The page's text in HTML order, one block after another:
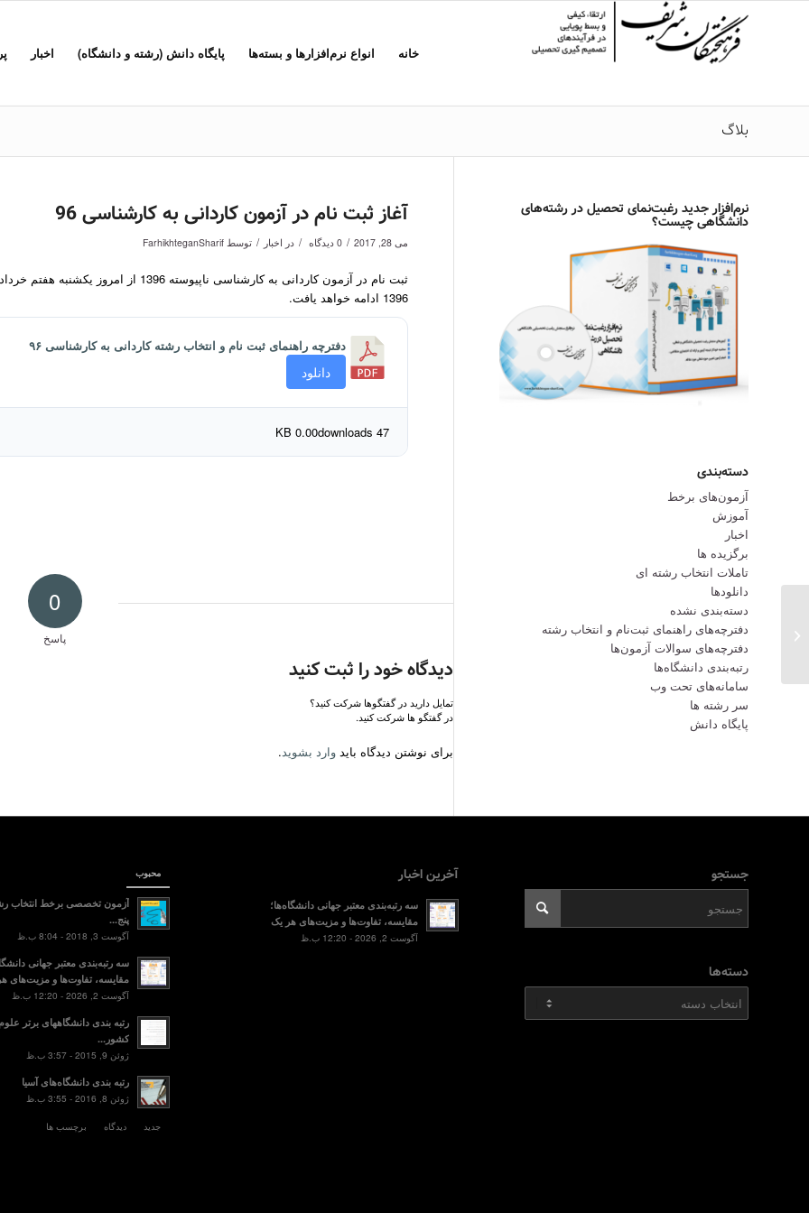
خانه انواع نرم‌افزارها و بسته‌ها پایگاه دانش (رشته و دانشگاه) اخبار
بلاگ
آغاز ثبت نام در آزمون کاردانی به کارشناسی 96
می 28, 2017 / 0 دیدگاه / در اخبار / توسط FarhikhteganSharif
1396 ادامه خواهد یافت.
دفترچه راهنمای ثبت نام و انتخاب رشته کاردانی به کارشناسی ۹۶
دانلود
47 downloads
0.00 KB
0
پاسخ
دیدگاه خود را ثبت کنید
تمایل دارید در گفتگوها شرکت کنید؟
در گفتگو ها شرکت کنید.
برای نوشتن دیدگاه باید وارد بشوید.
نرم‌افزار جدید رغبت‌نمای تحصیل در رشته‌های
دانشگاهی چیست؟
دسته‌بندی
آزمون‌های برخط
آموزش
اخبار
برگزیده ها
تاملات انتخاب رشته ای
دانلودها
دسته‌بندی نشده
دفترچه‌های راهنمای ثبت‌نام و انتخاب رشته
دفترچه‌‌های سوالات آزمون‌ها
رتبه‌بندی دانشگاه‌ها
سامانه‌های تحت وب
سر رشته ها
پایگاه دانش
جستجو
دسته‌ها
دسته‌ها
آخرین اخبار
سه رتبه‌بندی معتبر جهانی دانشگاه‌ها؛
مقایسه، تفاوت‌ها و مزیت‌های هر یک
آگوست 2, 2026 - 12:20 ب.ظ
محبوب
آزمون تخصصی برخط انتخاب
پنج...
آگوست 3, 2018 - 8:04 ب.ظ
سه رتبه‌بندی معتبر جهانی
مقایسه، تفاوت‌ها و مزیت‌های
آگوست 2, 2026 - 12:20 ب.ظ
رتبه بندی دانشگاههای برتر
کشور...
ژوئن 9, 2015 - 3:57 ب.ظ
رتبه بندی دانشگاه‌های آسیا
ژوئن 8, 2016 - 3:55 ب.ظ
جدید دیدگاه برچسب ها
مهلت مجدد ثبت نام در آزمون
کارشناسی ارشد “رشته های پزشکی”...